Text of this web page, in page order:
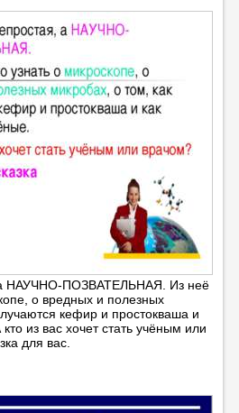
а НАУЧНО-ПОЗВАТЕЛЬНАЯ. Из неё
о вредных и полезных
кефир и простокваша и
из вас хочет стать учёным или
для вас.